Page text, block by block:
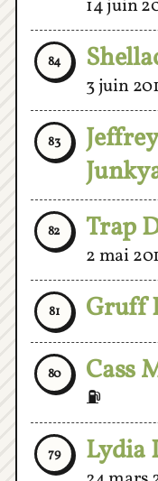
84
3 juin
83
82 Trap
2 mai
81 Gruff
80 Cass
⛽
79 Lydia
24 mars